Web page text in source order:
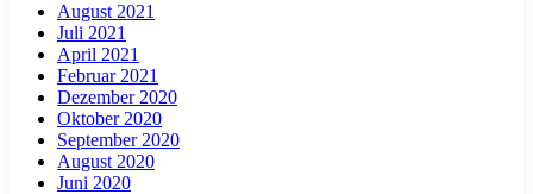
August 2021
Juli 2021
April 2021
Februar 2021
Dezember 2020
Oktober 2020
September 2020
August 2020
Juni 2020